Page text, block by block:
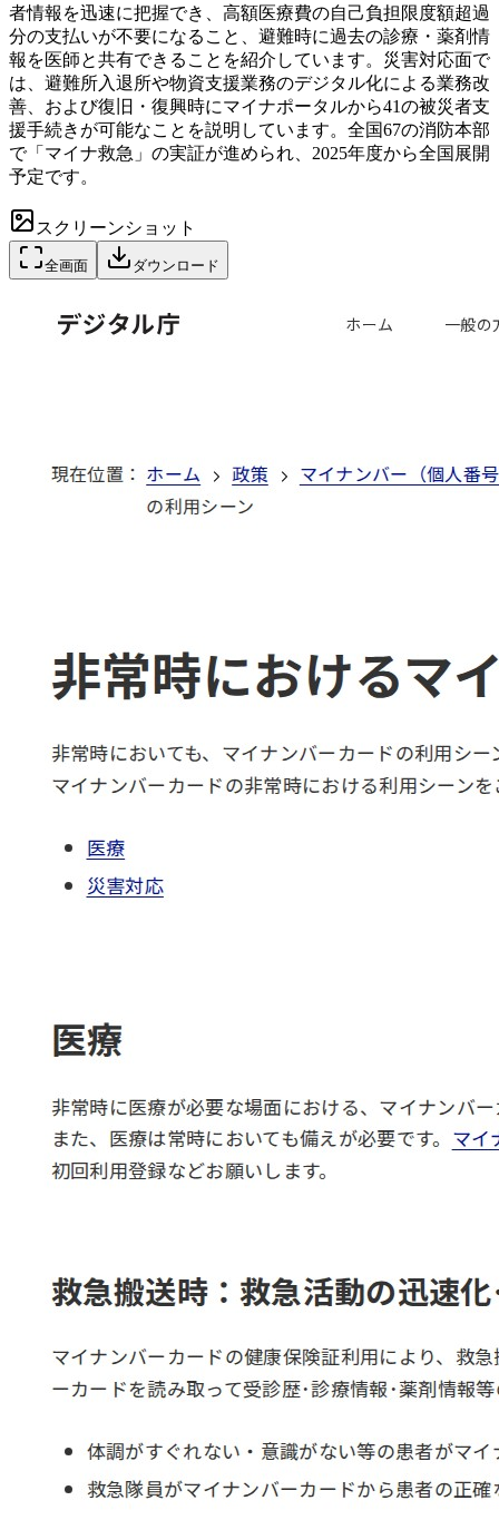
者情報を迅速に把握でき、高額医療費の自己負担限度額超過
分の支払いが不要になること、避難時に過去の診療・薬剤情
報を医師と共有できることを紹介しています。災害対応面で
は、避難所入退所や物資支援業務のデジタル化による業務改
善、および復旧・復興時にマイナポータルから41の被災者支
援手続きが可能なことを説明しています。全国67の消防本部
で「マイナ救急」の実証が進められ、2025年度から全国展開
予定です。
スクリーンショット
全画面 ダウンロード